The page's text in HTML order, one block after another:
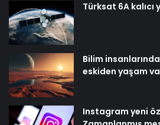
Türksat 6A kalıcı
Bilim
eskiden yaşam
Instagram yeni